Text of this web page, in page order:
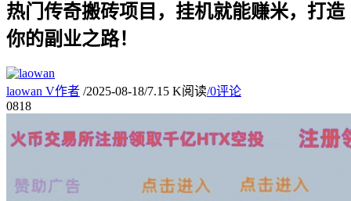
热门传奇搬砖项目，挂机就能赚米，打造
你的副业之路！
laowan V作者 /2025-08-18/7.15 K阅读/0评论
0818